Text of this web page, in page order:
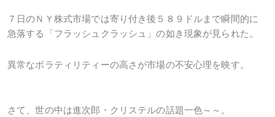
７日のＮＹ株式市場では寄り付き後５８９ドルまで瞬間的に
急落する「フラッシュクラッシュ」の如き現象が見られた。
異常なボラティリティーの高さが市場の不安心理を映す。
さて、世の中は進次郎・クリステルの話題一色～～。